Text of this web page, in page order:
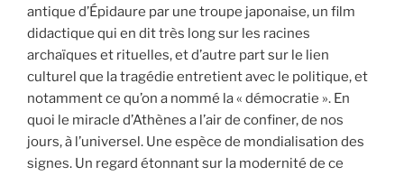
antique d’Épidaure par une troupe japonaise, un film
didactique qui en dit très long sur les racines
archaïques et rituelles, et d’autre part sur le lien
culturel que la tragédie entretient avec le politique, et
notamment ce qu’on a nommé la « démocratie ». En
quoi le miracle d’Athènes a l’air de confiner, de nos
jours, à l’universel. Une espèce de mondialisation des
signes. Un regard étonnant sur la modernité de ce